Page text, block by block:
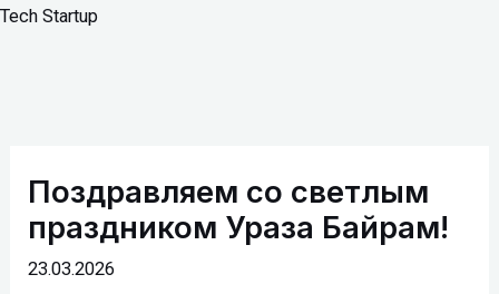
Перейти
Tech Startup
Поздравляем со светлым
праздником Ураза Байрам!
23.03.2026
записям